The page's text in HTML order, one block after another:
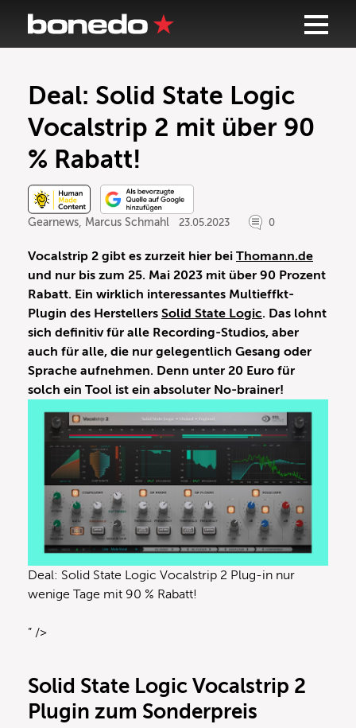
Deal: Solid State Logic
Vocalstrip 2 mit über 90
% Rabatt!
Gearnews, Marcus Schmahl 23.05.2023 0
Vocalstrip 2 gibt es zurzeit hier bei Thomann.de
und nur bis zum 25. Mai 2023 mit über 90 Prozent
Rabatt. Ein wirklich interessantes Multieffkt-
Plugin des Herstellers Solid State Logic. Das lohnt
sich definitiv für alle Recording-Studios, aber
auch für alle, die nur gelegentlich Gesang oder
Sprache aufnehmen. Denn unter 20 Euro für
solch ein Tool ist ein absoluter No-brainer!
Deal: Solid State Logic Vocalstrip 2 Plug-in nur
wenige Tage mit 90 % Rabatt!
” />
Solid State Logic Vocalstrip 2
Plugin zum Sonderpreis